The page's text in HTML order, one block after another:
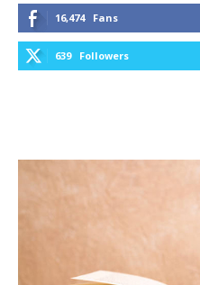
16,474 Fans
639 Followers